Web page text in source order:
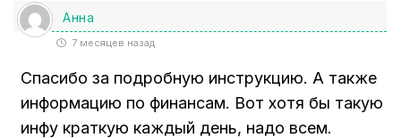
Анна
7 месяцев назад
Спасибо за подробную инструкцию. А также
информацию по финансам. Вот хотя бы такую
инфу краткую каждый день, надо всем.